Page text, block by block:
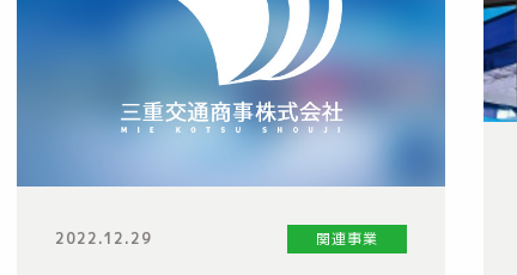
2022.12.29 関連事業